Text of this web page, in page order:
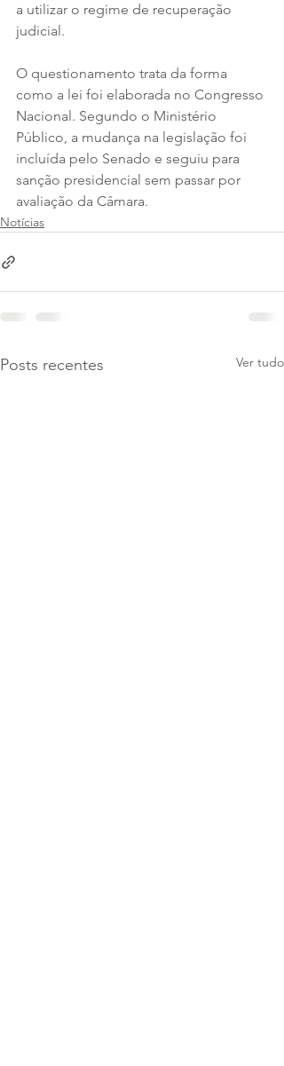
a utilizar o regime de recuperação
judicial.
O questionamento trata da forma
como a lei foi elaborada no Congresso
Nacional. Segundo o Ministério
Público, a mudança na legislação foi
incluída pelo Senado e seguiu para
sanção presidencial sem passar por
avaliação da Câmara.
Notícias
Posts recentes Ver tudo